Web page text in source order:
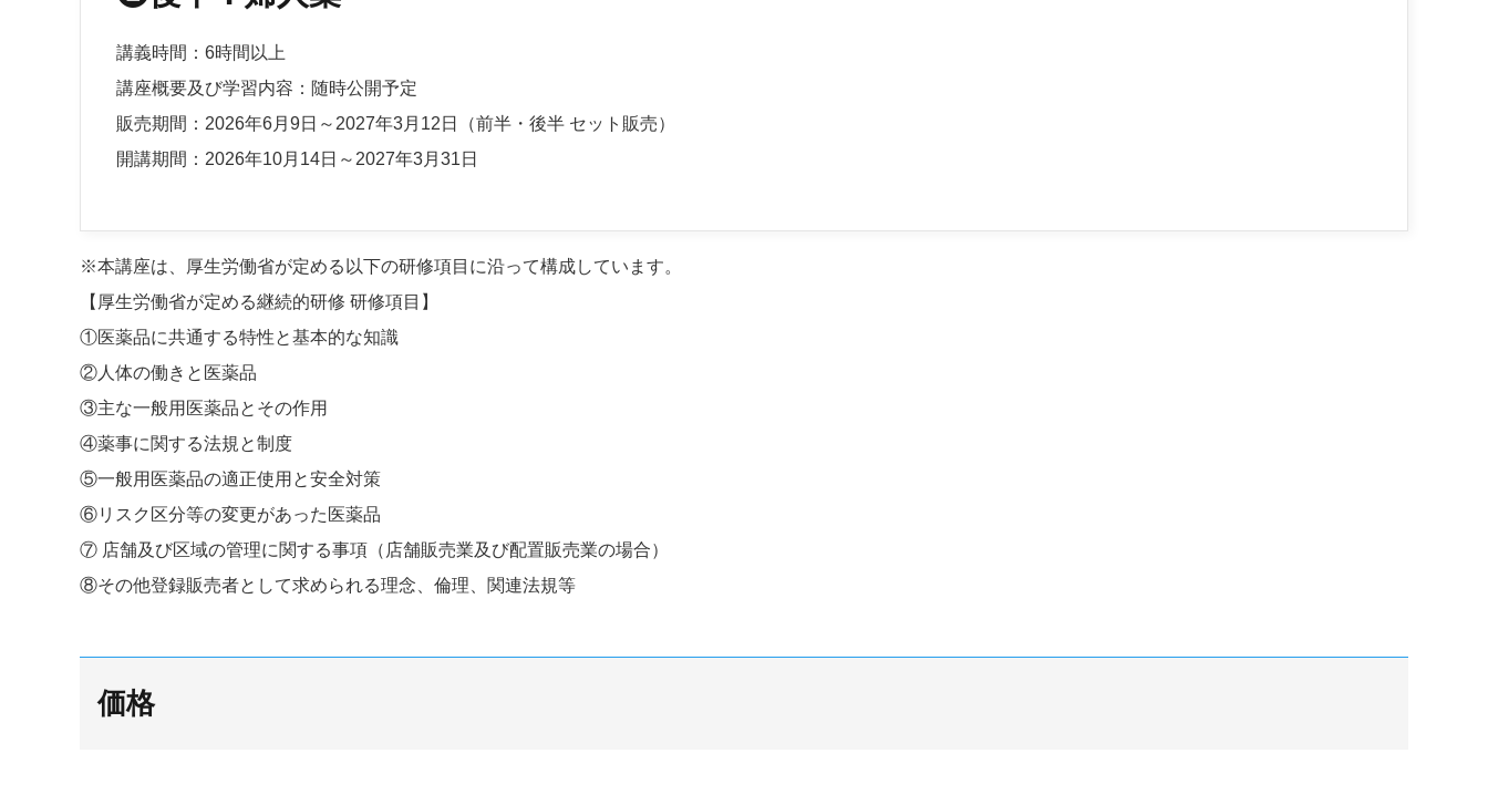
講義時間：6時間以上
講座概要及び学習内容：随時公開予定
販売期間：2026年6月9日～2027年3月12日（前半・後半 セット販売）
開講期間：2026年10月14日～2027年3月31日
※本講座は、厚生労働省が定める以下の研修項目に沿って構成しています。
【厚生労働省が定める継続的研修 研修項目】
①医薬品に共通する特性と基本的な知識
②人体の働きと医薬品
③主な一般用医薬品とその作用
④薬事に関する法規と制度
⑤一般用医薬品の適正使用と安全対策
⑥リスク区分等の変更があった医薬品
⑦ 店舗及び区域の管理に関する事項（店舗販売業及び配置販売業の場合）
⑧その他登録販売者として求められる理念、倫理、関連法規等
価格